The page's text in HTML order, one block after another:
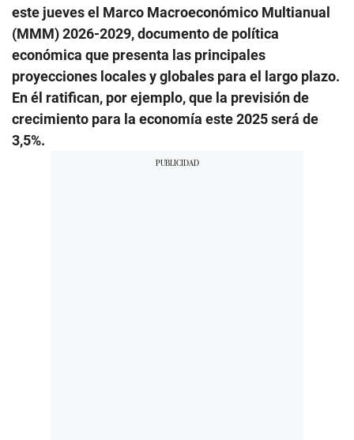
este jueves el Marco Macroeconómico Multianual
(MMM) 2026-2029, documento de política
económica que presenta las principales
proyecciones locales y globales para el largo plazo.
En él ratifican, por ejemplo, que la previsión de
crecimiento para la economía este 2025 será de
3,5%.